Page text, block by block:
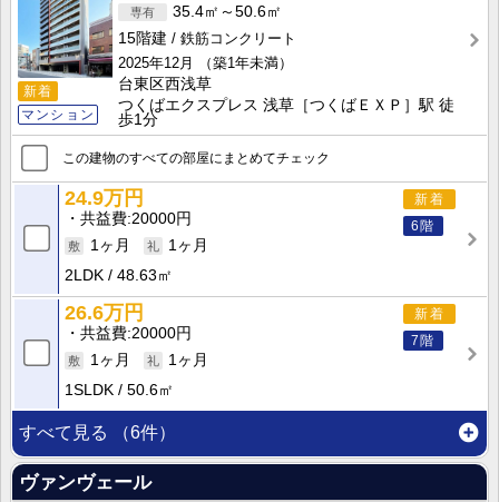
新着
マンション
35.4㎡～50.6㎡
15階建
鉄筋コンクリート
2025年12月
（築1年未満）
台東区西浅草
つくばエクスプレス 浅草［つくばＥＸＰ］駅 徒
歩1分
この建物のすべての部屋にまとめてチェック
新着
6階
24.9万円
共益費 20000円
1ヶ月
1ヶ月
2LDK
48.63㎡
新着
7階
26.6万円
共益費 20000円
1ヶ月
1ヶ月
1SLDK
50.6㎡
すべて見る （6件）
ヴァンヴェール